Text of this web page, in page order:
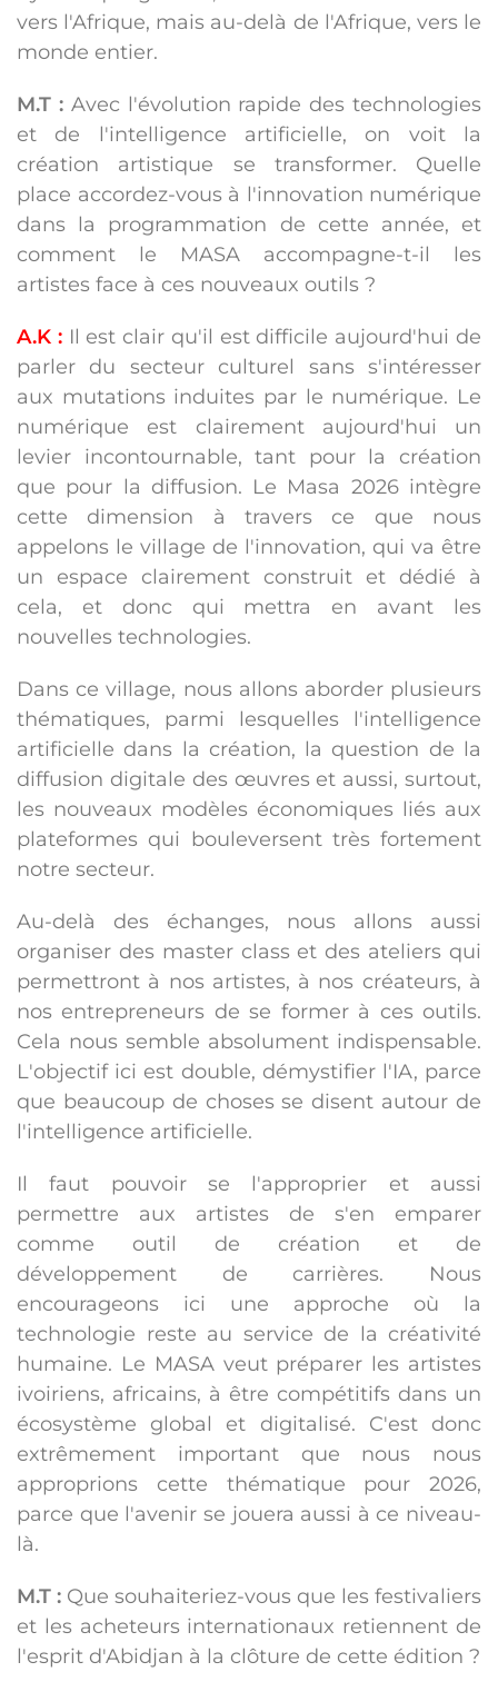
vers l'Afrique, mais au-delà de l'Afrique, vers le
monde entier.
M.T :Avec l'évolution rapide des technologies
et de l'intelligence artificielle, on voit la
création artistique se transformer. Quelle
place accordez-vous à l'innovation numérique
dans la programmation de cette année, et
comment le MASA accompagne-t-il les
artistes face à ces nouveaux outils ?
A.K :Il est clair qu'il est difficile aujourd'hui de
parler du secteur culturel sans s'intéresser
aux mutations induites par le numérique. Le
numérique est clairement aujourd'hui un
levier incontournable, tant pour la création
que pour la diffusion. Le Masa 2026 intègre
cette dimension à travers ce que nous
appelons le village de l'innovation, qui va être
un espace clairement construit et dédié à
cela, et donc qui mettra en avant les
nouvelles technologies.
Dans ce village, nous allons aborder plusieurs
thématiques, parmi lesquelles l'intelligence
artificielle dans la création, la question de la
diffusion digitale des œuvres et aussi, surtout,
les nouveaux modèles économiques liés aux
plateformes qui bouleversent très fortement
notre secteur.
Au-delà des échanges, nous allons aussi
organiser des master class et des ateliers qui
permettront à nos artistes, à nos créateurs, à
nos entrepreneurs de se former à ces outils.
Cela nous semble absolument indispensable.
L'objectif ici est double, démystifier l'IA, parce
que beaucoup de choses se disent autour de
l'intelligence artificielle.
Il faut pouvoir se l'approprier et aussi
permettre aux artistes de s'en emparer
comme outil de création et de
développement de carrières. Nous
encourageons ici une approche où la
technologie reste au service de la créativité
humaine. Le MASA veut préparer les artistes
ivoiriens, africains, à être compétitifs dans un
écosystème global et digitalisé. C'est donc
extrêmement important que nous nous
approprions cette thématique pour 2026,
parce que l'avenir se jouera aussi à ce niveau-
là.
M.T : Que souhaiteriez-vous que les festivaliers
et les acheteurs internationaux retiennent de
l'esprit d'Abidjan à la clôture de cette édition ?